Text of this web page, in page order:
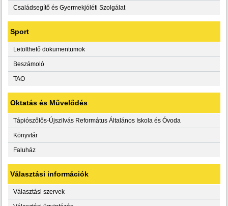
Családsegítő és Gyermekjóléti Szolgálat
Sport
Letölthető dokumentumok
Beszámoló
TAO
Oktatás és Művelődés
Tápiószőlős-Újszilvás Református Általános Iskola és Óvoda
Könyvtár
Faluház
Választási információk
Választási szervek